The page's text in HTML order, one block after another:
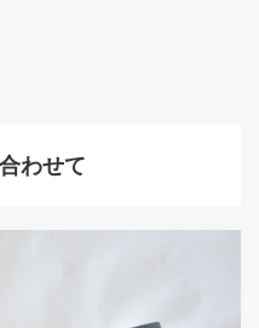
わせて